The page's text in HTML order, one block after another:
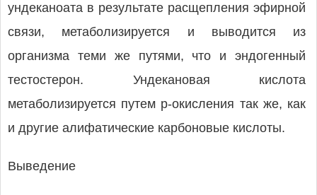
ундеканоата в результате расщепления эфирной
связи, метаболизируется и выводится из
организма теми же путями, что и эндогенный
тестостерон. Ундекановая кислота
метаболизируется путем р-окисления так же, как
и другие алифатические карбоновые кислоты.
Выведение